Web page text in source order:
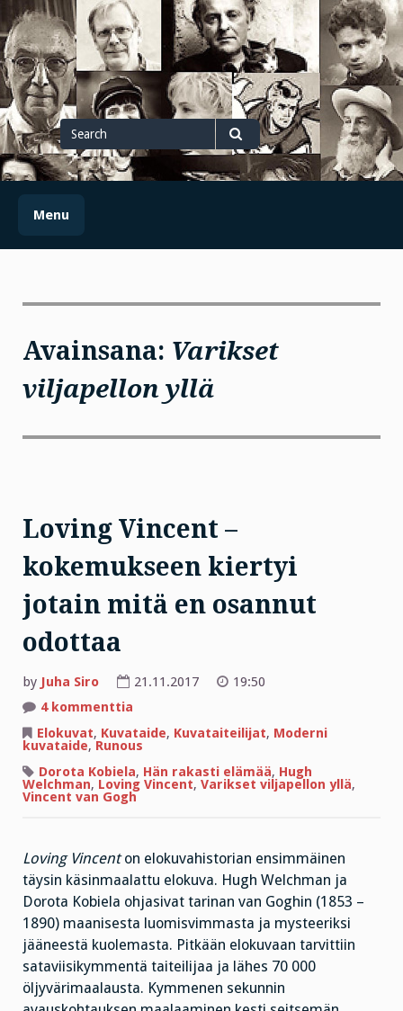
Skip
to
content
Search
for
Search
Menu
Avainsana: Varikset
viljapellon yllä
Loving Vincent –
kokemukseen kiertyi
jotain mitä en osannut
odottaa
by Juha Siro 21.11.2017
19:50
4 kommenttia
Vincent
–
kiertyi
jotain
mitä
Elokuvat, Kuvataide, Kuvataiteilijat, Moderni
kuvataide, Runous
Dorota Kobiela, Hän rakasti elämää, Hugh
Welchman, Loving Vincent, Varikset viljapellon yllä,
Vincent van Gogh
Loving Vincenton elokuvahistorian ensimmäinen
täysin käsinmaalattu elokuva. Hugh Welchman ja
Dorota Kobiela ohjasivat tarinan van Goghin (1853 –
1890) maanisesta luomisvimmasta ja mysteeriksi
jääneestä kuolemasta. Pitkään elokuvaan tarvittiin
sataviisikymmentä taiteilijaa ja lähes 70 000
öljyvärimaalausta. Kymmenen sekunnin